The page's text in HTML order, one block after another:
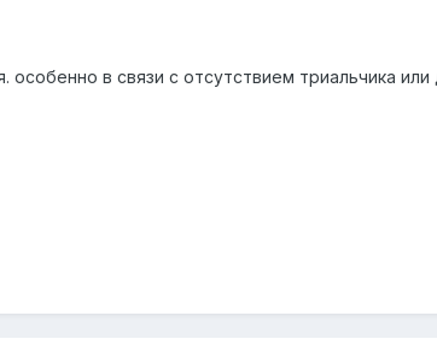
особенно в связи с отсутствием триальчика